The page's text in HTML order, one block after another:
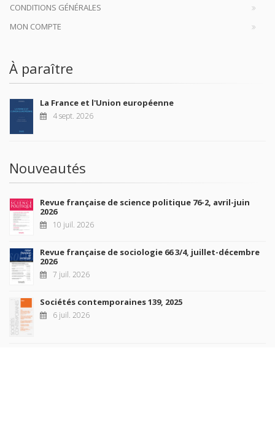
CONDITIONS GÉNÉRALES
MON COMPTE
À paraître
La France et l'Union européenne
4 sept. 2026
Nouveautés
Revue française de science politique 76-2, avril-juin
2026
10 juil. 2026
Revue française de sociologie 66 3/4, juillet-décembre
2026
7 juil. 2026
Sociétés contemporaines 139, 2025
6 juil. 2026